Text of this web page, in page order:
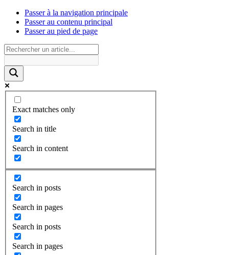
Passer à la navigation principale
Passer au contenu principal
Passer au pied de page
Exact matches only
Search in title
Search in content
Search in posts
Search in pages
Search in posts
Search in pages